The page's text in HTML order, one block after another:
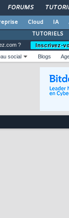
FORUMS
Cloud IA
TUTORIELS
?
Inscrivez-
social Blogs